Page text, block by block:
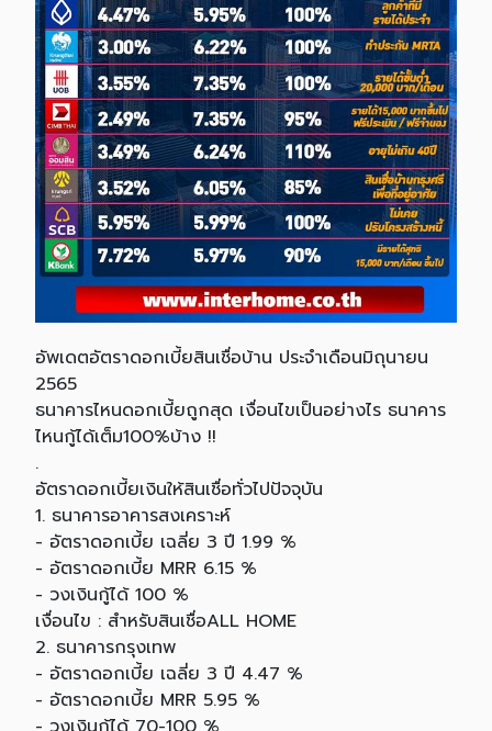
อัพเดตอัตราดอกเบี้ยสินเชื่อบ้าน ประจำเดือนมิถุนายน
2565
ธนาคารไหนดอกเบี้ยถูกสุด เงื่อนไขเป็นอย่างไร ธนาคาร
ไหนกู้ได้เต็ม100%บ้าง !!
.
อัตราดอกเบี้ยเงินให้สินเชื่อทั่วไปปัจจุบัน
1. ธนาคารอาคารสงเคราะห์
- อัตราดอกเบี้ย เฉลี่ย 3 ปี 1.99 %
- อัตราดอกเบี้ย MRR 6.15 %
- วงเงินกู้ได้ 100 %
เงื่อนไข : สำหรับสินเชื่อALL HOME
2. ธนาคารกรุงเทพ
- อัตราดอกเบี้ย เฉลี่ย 3 ปี 4.47 %
- อัตราดอกเบี้ย MRR 5.95 %